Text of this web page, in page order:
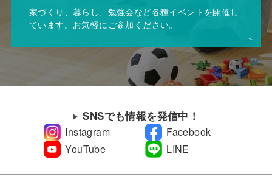
家づくり、暮らし、勉強会など各種イベントを開催し
ています。お気軽にご参加ください。
SNSでも情報を発信中！
Instagram
Facebook
YouTube
LINE